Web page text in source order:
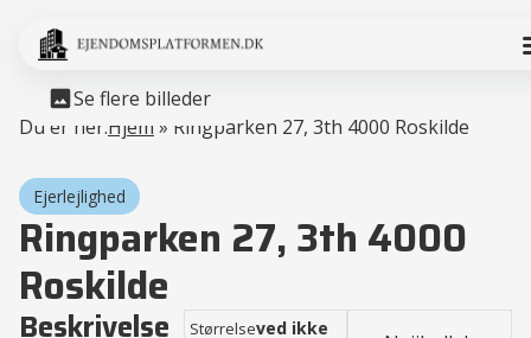
Du er her:Hjem » Ringparken 27, 3th 4000 Roskilde
Se flere billeder
Ejerlejlighed
Ringparken 27, 3th 4000
Roskilde
Størrelseved ikke
Beskrivelse